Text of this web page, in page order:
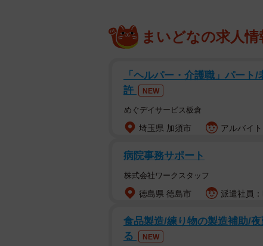
8000系は1984年にデビューし、直
り入れる一方、阪神なんば線・近
デビューから2002年までの塗装は
オンの組み合わせでした。2002年
クリームとバーミリオンの塗装か
ブルーの塗装から普通用車両は「
称は阪神が公式に名付けたもので
「赤胴車」は昭和から平成にかけ
まいどなの求人情
「ヘルパー・介護職」パー
許
NEW
めぐデイサービス板倉
埼玉県 加須市 アルバイ
病院事務サポート
株式会社ワークスタッフ
徳島県 徳島市 派遣社員
食品製造/練り物の製造補助/
る
NEW